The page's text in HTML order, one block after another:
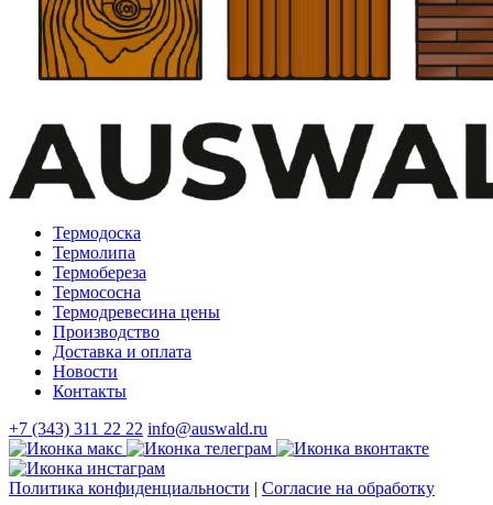
Термодоска
Термолипа
Термобереза
Термососна
Термодревесина цены
Производство
Доставка и оплата
Новости
Контакты
+7 (343) 311 22 22 info@auswald.ru
Политика конфиденциальности | Согласие на обработку